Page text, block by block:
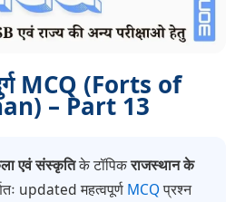
MCQ (Forts of
– Part 13
एवं संस्कृतिके टॉपिकराजस्थान के
updated महत्वपूर्ण MCQप्रश्न